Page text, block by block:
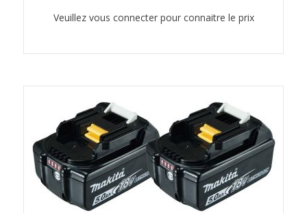
Veuillez vous connecter pour connaitre le prix